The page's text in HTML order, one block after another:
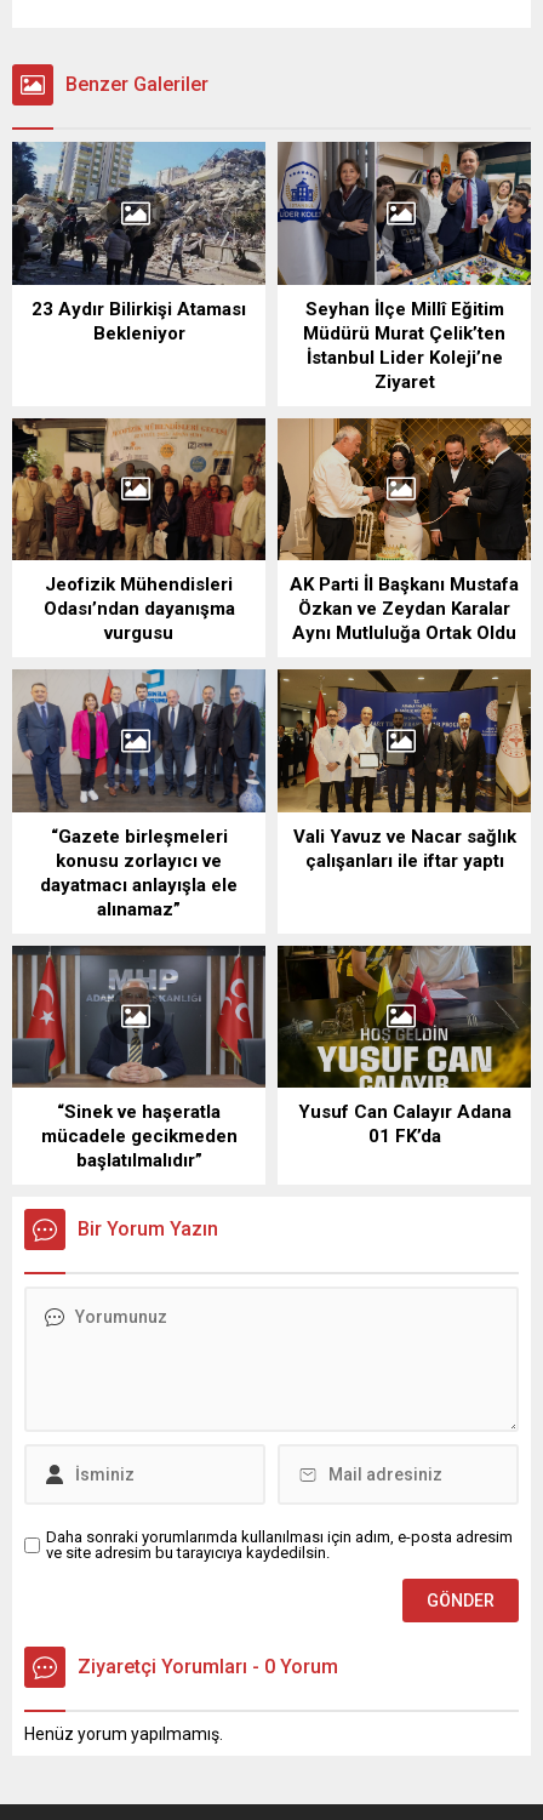
Benzer Galeriler
23 Aydır Bilirkişi Ataması
Bekleniyor
Seyhan İlçe Millî Eğitim
Müdürü Murat Çelik’ten
İstanbul Lider Koleji’ne
Ziyaret
Jeofizik Mühendisleri
Odası’ndan dayanışma
vurgusu
AK Parti İl Başkanı Mustafa
Özkan ve Zeydan Karalar
Aynı Mutluluğa Ortak Oldu
“Gazete birleşmeleri
konusu zorlayıcı ve
dayatmacı anlayışla ele
alınamaz”
Vali Yavuz ve Nacar sağlık
çalışanları ile iftar yaptı
“Sinek ve haşeratla
mücadele gecikmeden
başlatılmalıdır”
Yusuf Can Calayır Adana
01 FK’da
Bir Yorum Yazın
Daha sonraki yorumlarımda kullanılması için adım, e-posta adresim
ve site adresim bu tarayıcıya kaydedilsin.
Ziyaretçi Yorumları - 0 Yorum
Henüz yorum yapılmamış.